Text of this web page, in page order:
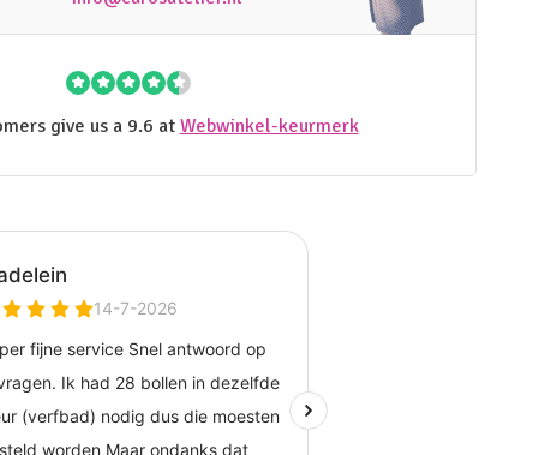
give us a 9.6 at Webwinkel-keurmerk